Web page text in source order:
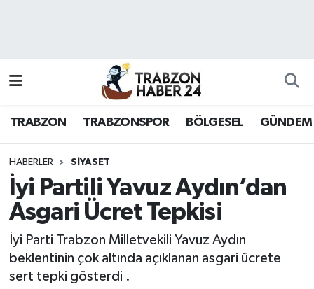
TRABZON TRABZONSPOR BÖLGESEL GÜNDEM
HABERLER SİYASET
İyi Partili Yavuz Aydın’dan
Asgari Ücret Tepkisi
İyi Parti Trabzon Milletvekili Yavuz Aydın
beklentinin çok altında açıklanan asgari ücrete
sert tepki gösterdi .
Hava Durumu
Namaz Vakitleri
Trafik Durumu
Süper Lig Puan Durumu ve Fikstür
Son Dakika Haberleri